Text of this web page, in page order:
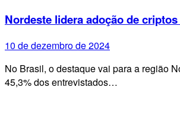
Nordeste lidera adoção de
10 de dezembro de 2024
No Brasil, o destaque vai para a região
45,3% dos entrevistados…